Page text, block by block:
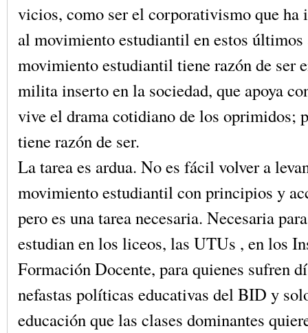
vicios, como ser el corporativismo que ha
al movimiento estudiantil en estos últimos
movimiento estudiantil tiene razón de ser
milita inserto en la sociedad, que apoya
vive el drama cotidiano de los oprimidos;
tiene razón de ser.
La tarea es ardua. No es fácil volver a
movimiento estudiantil con principios y
pero es una tarea necesaria. Necesaria
estudian en los liceos, las UTUs , en los
Formación Docente, para quienes sufren
nefastas políticas educativas del BID y
educación que las clases dominantes